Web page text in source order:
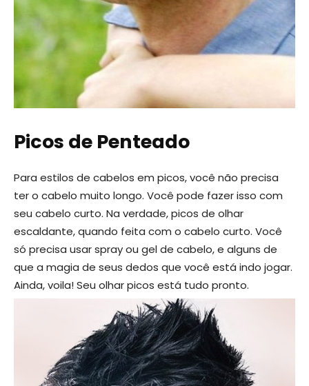
Picos de Penteado
Para estilos de cabelos em picos, você não precisa
ter o cabelo muito longo. Você pode fazer isso com
seu cabelo curto. Na verdade, picos de olhar
escaldante, quando feita com o cabelo curto. Você
só precisa usar spray ou gel de cabelo, e alguns de
que a magia de seus dedos que você está indo jogar.
Ainda, voila! Seu olhar picos está tudo pronto.